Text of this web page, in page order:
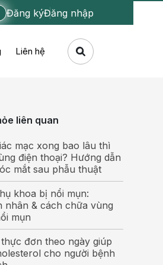
Đăng kýĐăng nhập
Liên hệ
liên quan
mạc xong bao lâu thì
điện thoại? Hướng dẫn
mắt sau phẫu thuật
khoa bị nổi mụn:
nhân & cách chữa vùng
mụn
đơn theo ngày giúp
cho người bệnh